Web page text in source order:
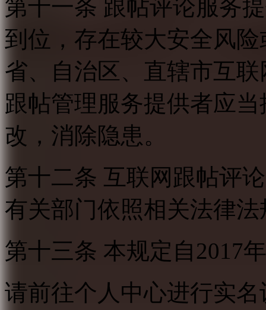
第十一条 跟帖评论服务
到位，存在较大安全风
省、自治区、直辖市互
跟帖管理服务提供者应
改，消除隐患。
第十二条 互联网跟帖评
有关部门依照相关法律
第十三条 本规定自2017
请前往个人中心进行实名